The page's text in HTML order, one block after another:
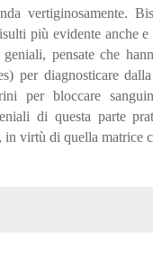
vertiginosamente.
più evidente anche
pensate che
per diagnosticare
per bloccare
di questa parte
virtù di quella matrice